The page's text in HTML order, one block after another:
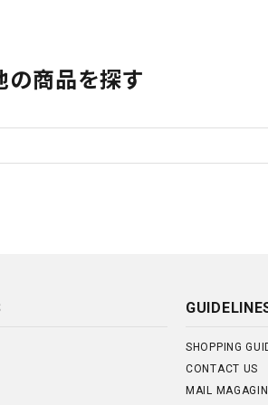
の商品を探す
SHOPPING
CONTACT US
MAIL